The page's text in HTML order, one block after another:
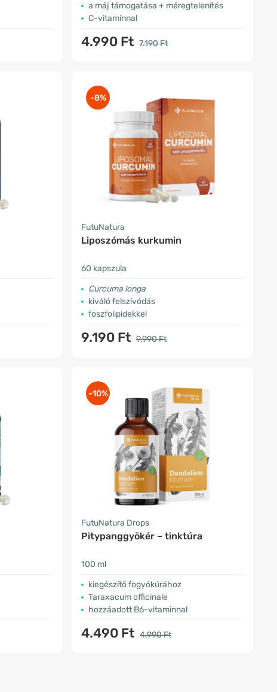
a máj támogatása + méregtelenítés
C-vitaminnal
4.990 Ft 7.190 Ft
-8%
FutuNatura
Liposzómás kurkumin
60 kapszula
Curcuma longa
kiváló felszívódás
foszfolipidekkel
9.190 Ft 9.990 Ft
-10%
FutuNatura Drops
Pitypanggyökér – tinktúra
100 ml
kiegészítő fogyókúrához
Taraxacum officinale
hozzáadott B6-vitaminnal
4.490 Ft 4.990 Ft